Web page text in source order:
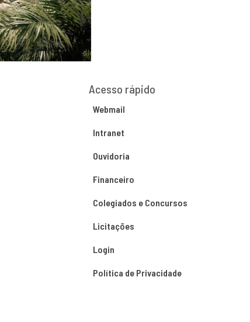
Acesso rápido
Webmail
Intranet
Ouvidoria
Financeiro
Colegiados e Concursos
Licitações
Login
Política de Privacidade